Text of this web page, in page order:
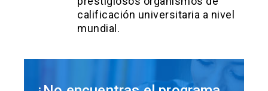
calificación universitaria a nivel
mundial.